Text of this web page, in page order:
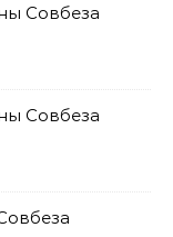
Совбеза
Совбеза